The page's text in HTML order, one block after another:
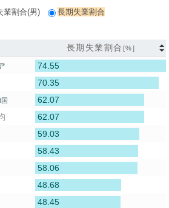
業割合(男) 長期失業割合
長期失業割合 [%]
74.55
70.35
62.07
62.07
59.03
58.43
58.06
48.68
48.45